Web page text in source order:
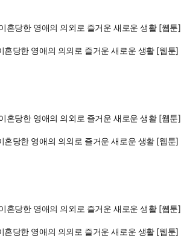
혼당한 영애의 의외로 즐거운 새로운 생활 [웹툰]
혼당한 영애의 의외로 즐거운 새로운 생활 [웹툰]
혼당한 영애의 의외로 즐거운 새로운 생활 [웹툰]
혼당한 영애의 의외로 즐거운 새로운 생활 [웹툰]
혼당한 영애의 의외로 즐거운 새로운 생활 [웹툰]
혼당한 영애의 의외로 즐거운 새로운 생활 [웹툰]